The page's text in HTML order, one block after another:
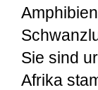
Sie sind
Afrika